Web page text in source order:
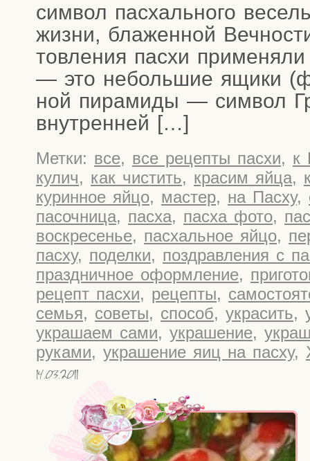
сим­вол пас­халь­но­го
жиз­ни, бла­жен­ной
тов­ле­ния пас­хи
— это неболь­шие ящи­ки
ной пира­ми­ды — сим­вол
внутренней […]
Метки: все, все рецепты пасхи, к
кулич, как чистить, красим яйца,
куринное яйцо, мастер, на Пасху,
пасочница, пасха, пасха фото,
воскресенье, пасхальное яйцо,
пасху, поделки, поздравления с
праздничное оформление,
рецепт пасхи, рецепты,
семья, советы, способ, украсить,
украшаем сами, украшение,
руками, украшение яиц на пасху,
14.03.2011